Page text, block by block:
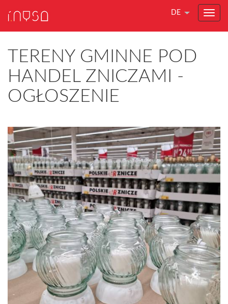
DE
TERENY GMINNE POD
HANDEL ZNICZAMI -
OGŁOSZENIE